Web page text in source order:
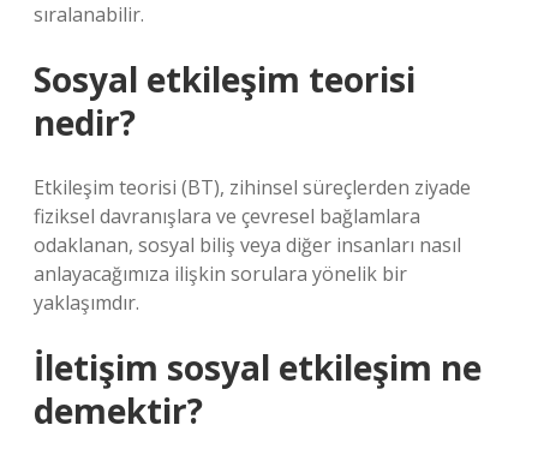
sıralanabilir.
Sosyal etkileşim teorisi
nedir?
Etkileşim teorisi (BT), zihinsel süreçlerden ziyade
fiziksel davranışlara ve çevresel bağlamlara
odaklanan, sosyal biliş veya diğer insanları nasıl
anlayacağımıza ilişkin sorulara yönelik bir
yaklaşımdır.
İletişim sosyal etkileşim ne
demektir?